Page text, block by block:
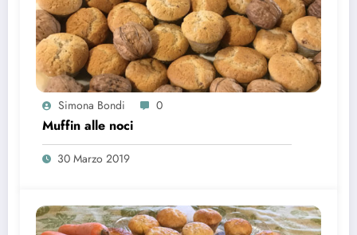
Simona Bondi 0
Muffin alle noci
30 Marzo 2019